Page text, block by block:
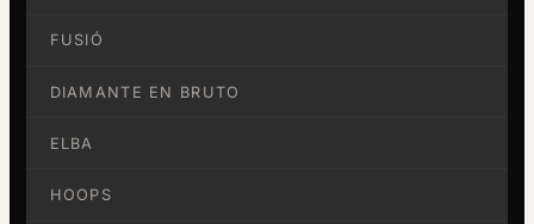
FUSIÓ
DIAMANTE EN BRUTO
ELBA
HOOPS